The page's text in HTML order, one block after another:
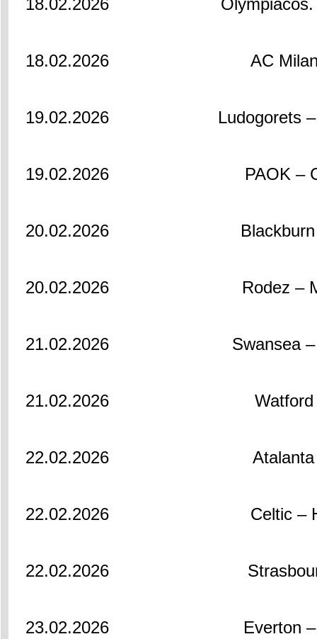
18.02.2026
18.02.2026 AC
19.02.2026 Ludogorets
19.02.2026 PAOK –
20.02.2026
20.02.2026 Rodez –
21.02.2026 Swansea
21.02.2026
22.02.2026
22.02.2026 Celtic –
22.02.2026
23.02.2026 Everton